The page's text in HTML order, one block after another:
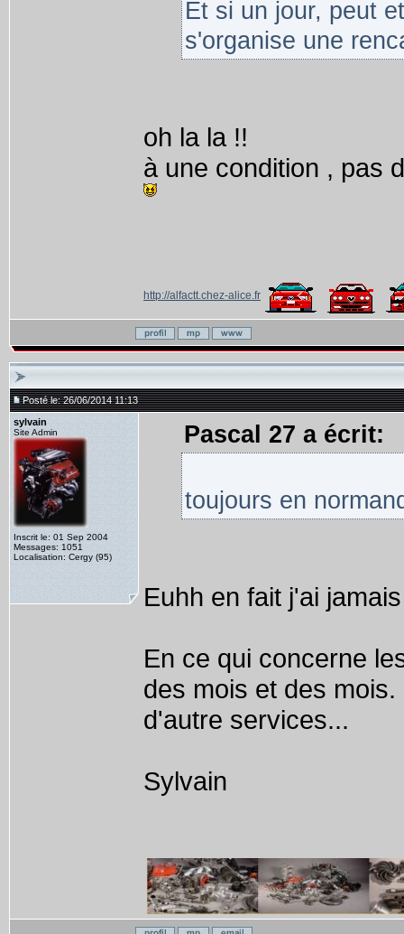
Et si un jour, peut
s'organise une
oh la la !!
à une condition , pas
http://alfactt.chez-alice.fr
Posté le: 26/06/2014 11:13
sylvain
Site Admin
Inscrit le: 01 Sep 2004
Messages: 1051
Localisation: Cergy (95)
Pascal 27 a écrit:
toujours en
Euhh en fait j'ai
En ce qui concerne
des mois et des
d'autre services...
Sylvain